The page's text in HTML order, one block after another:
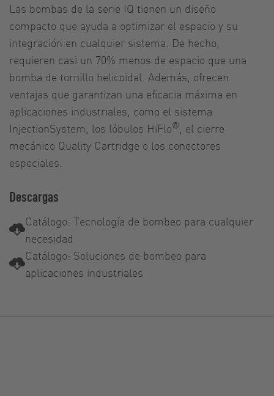
Las bombas de la serie IQ tienen un diseño
compacto que ayuda a optimizar el espacio y su
integración en cualquier sistema. De hecho,
requieren casi un 70% menos de espacio que una
bomba de tornillo helicoidal. Además, ofrecen
ventajas que garantizan una eficacia máxima en
aplicaciones industriales, como el sistema
InjectionSystem, los lóbulos HiFlo®
, el cierre
mecánico Quality Cartridge o los conectores
especiales.
Descargas
Catálogo: Tecnología de bombeo para cualquier
necesidad
Catálogo: Soluciones de bombeo para
aplicaciones industriales